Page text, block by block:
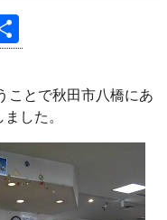
有
ことで秋田市八橋にあ
した。